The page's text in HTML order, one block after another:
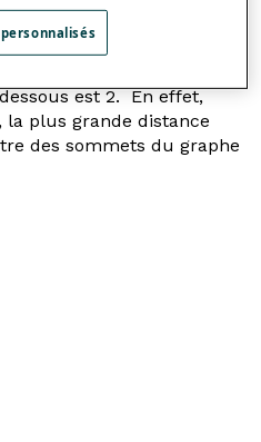
du graphe.
est 2. En effet,
la plus grande distance
des sommets du graphe